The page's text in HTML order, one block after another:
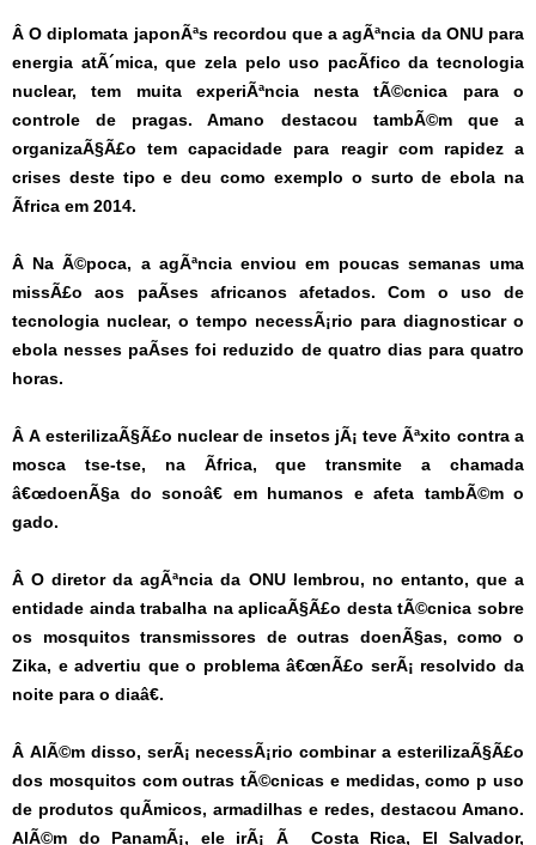
ÂO diplomata japonÃªs recordou que a agÃªncia da ONU para
energia atÃ´mica, que zela pelo uso pacÃ­fico da tecnologia
nuclear, tem muita experiÃªncia nesta tÃ©cnica para o
controle de pragas. Amano destacou tambÃ©m que a
organizaÃ§Ã£o tem capacidade para reagir com rapidez a
crises deste tipo e deu como exemplo o surto de ebola na
Ãfrica em 2014.
Â Na Ã©poca, a agÃªncia enviou em poucas semanas uma
missÃ£o aos paÃ­ses africanos afetados. Com o uso de
tecnologia nuclear, o tempo necessÃ¡rio para diagnosticar o
ebola nesses paÃ­ses foi reduzido de quatro dias para quatro
horas.
ÂA esterilizaÃ§Ã£o nuclear de insetos jÃ¡ teve Ãªxito contra a
mosca tse-tse, na Ãfrica, que transmite a chamada
â€œdoenÃ§a do sonoâ€ em humanos e afeta tambÃ©m o
gado.
ÂO diretor da agÃªncia da ONU lembrou, no entanto, que a
entidade ainda trabalha na aplicaÃ§Ã£o desta tÃ©cnica sobre
os mosquitos transmissores de outras doenÃ§as, como o
Zika, e advertiu que o problema â€œnÃ£o serÃ¡ resolvido da
noite para o diaâ€.
Â AlÃ©m disso, serÃ¡ necessÃ¡rio combinar a esterilizaÃ§Ã£o
dos mosquitos com outras tÃ©cnicas e medidas, como p uso
de produtos quÃ­micos, armadilhas e redes, destacou Amano.
AlÃ©m do PanamÃ¡, ele irÃ¡ Ã Costa Rica, El Salvador,